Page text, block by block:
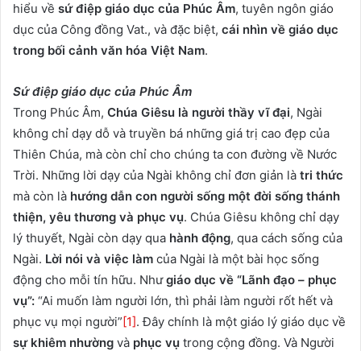
hiểu về sứ điệp giáo dục của Phúc Âm, tuyên ngôn giáo
dục của Công đồng Vat., và đặc biệt, cái nhìn về giáo dục
trong bối cảnh văn hóa Việt Nam.
Sứ điệp giáo dục của Phúc Âm
Trong Phúc Âm, Chúa Giêsu là người thầy vĩ đại, Ngài
không chỉ dạy dỗ và truyền bá những giá trị cao đẹp của
Thiên Chúa, mà còn chỉ cho chúng ta con đường về Nước
Trời. Những lời dạy của Ngài không chỉ đơn giản là tri thức
mà còn là hướng dẫn con người sống một đời sống thánh
thiện, yêu thương và phục vụ. Chúa Giêsu không chỉ dạy
lý thuyết, Ngài còn dạy qua hành động, qua cách sống của
Ngài. Lời nói và việc làm của Ngài là một bài học sống
động cho mỗi tín hữu. Nhưgiáo dục về “Lãnh đạo – phục
vụ”: “Ai muốn làm người lớn, thì phải làm người rốt hết và
phục vụ mọi người”[1]. Đây chính là một giáo lý giáo dục về
sự khiêm nhường và phục vụ trong cộng đồng. Và Người